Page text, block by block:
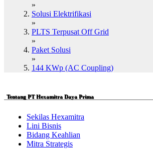
»
Solusi Elektrifikasi
»
PLTS Terpusat Off Grid
»
Paket Solusi
»
144 KWp (AC Coupling)
Tentang PT Hexamitra Daya Prima
Sekilas Hexamitra
Lini Bisnis
Bidang Keahlian
Mitra Strategis